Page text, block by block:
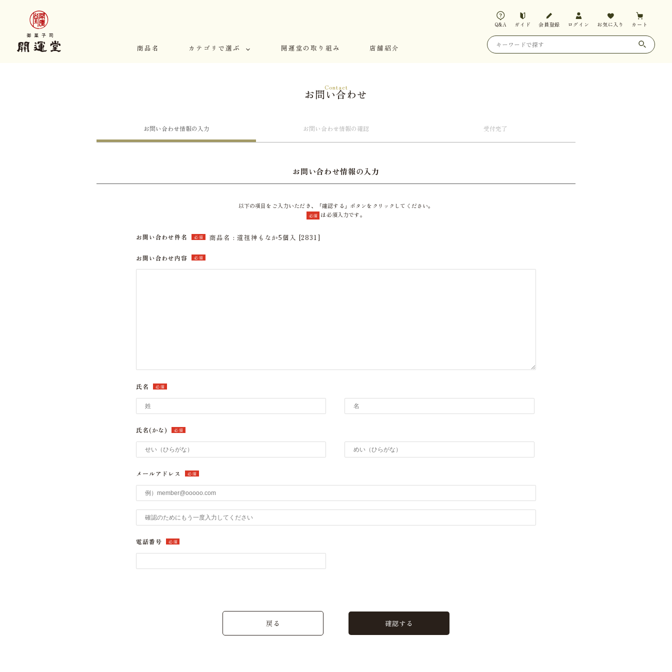
商品名 カテゴリで選ぶ 開運堂の取り組み 店舗紹介
Q&A ガイド 会員登録 ログイン お気に入り カート
Contact
お問い合わせ
お問い合わせ情報の入力 お問い合わせ情報の確認 受付完了
お問い合わせ情報の入力
以下の項目をご入力いただき、「確認する」ボタンをクリックしてください。
必須 は必須入力です。
お問い合わせ件名 必須 商品名 : 道祖神もなか5個入 [2831]
お問い合わせ内容 必須
氏名 必須
氏名(かな) 必須
メールアドレス 必須
電話番号 必須
戻る 確認する